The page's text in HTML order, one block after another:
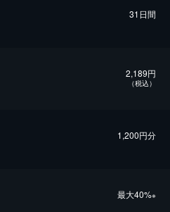
31日間
2,189円
（税込）
1,200円分
最⼤40%※